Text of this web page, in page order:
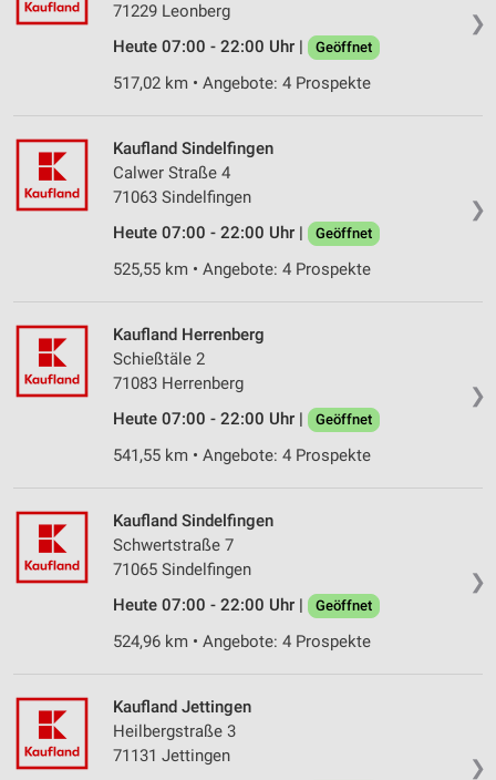
❯
71229 Leonberg
Heute 07:00 - 22:00 Uhr |
Geöffnet
517,02 km • Angebote: 4 Prospekte
❯
Kaufland Sindelfingen
Calwer Straße 4
71063 Sindelfingen
Heute 07:00 - 22:00 Uhr |
Geöffnet
525,55 km • Angebote: 4 Prospekte
❯
Kaufland Herrenberg
Schießtäle 2
71083 Herrenberg
Heute 07:00 - 22:00 Uhr |
Geöffnet
541,55 km • Angebote: 4 Prospekte
❯
Kaufland Sindelfingen
Schwertstraße 7
71065 Sindelfingen
Heute 07:00 - 22:00 Uhr |
Geöffnet
524,96 km • Angebote: 4 Prospekte
❯
Kaufland Jettingen
Heilbergstraße 3
71131 Jettingen